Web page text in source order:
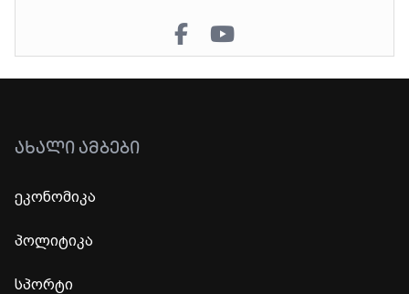
ᲐᲮᲐᲚᲘ ᲐᲛᲑᲔᲑᲘ
ეკონომიკა
პოლიტიკა
სპორტი